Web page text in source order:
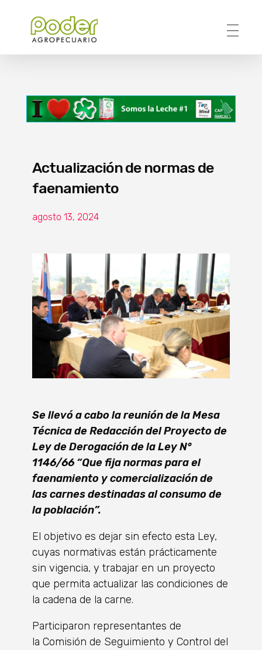
Actualización de normas de
faenamiento
agosto 13, 2024
Se llevó a cabo la reunión de la Mesa
Técnica de Redacción del Proyecto de
Ley de Derogación de la Ley N°
1146/66 “Que fija normas para el
faenamiento y comercialización de
las carnes destinadas al consumo de
la población”.
El objetivo es dejar sin efecto esta Ley,
cuyas normativas están prácticamente
sin vigencia, y trabajar en un proyecto
que permita actualizar las condiciones de
la cadena de la carne.
Participaron representantes de
la Comisión de Seguimiento y Control del